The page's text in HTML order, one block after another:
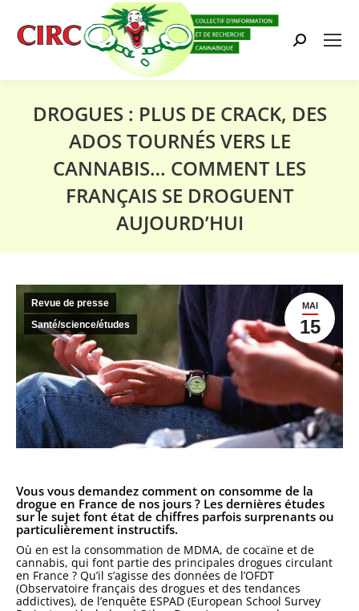
Search:
DROGUES : PLUS DE CRACK, DES
ADOS TOURNÉS VERS LE
CANNABIS… COMMENT LES
FRANÇAIS SE DROGUENT
AUJOURD’HUI
MAI
15
Revue de presse
Santé/science/études
Vous vous demandez comment on consomme de la
drogue en France de nos jours ? Les dernières études
sur le sujet font état de chiffres parfois surprenants ou
particulièrement instructifs.
Où en est la consommation de MDMA, de cocaïne et de
cannabis, qui font partie des principales drogues circulant
en France ? Qu’il s’agisse des données de l’OFDT
(Observatoire français des drogues et des tendances
addictives), de l’enquête ESPAD (European School Survey